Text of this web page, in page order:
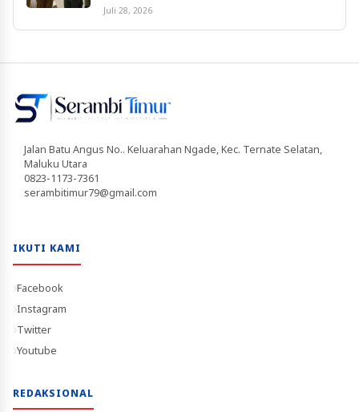
Juli 28, 2026
Jalan Batu Angus No.. Keluarahan Ngade, Kec. Ternate Selatan,
Maluku Utara
0823-1173-7361
serambitimur79@gmail.com
IKUTI KAMI
Facebook
Instagram
Twitter
Youtube
REDAKSIONAL